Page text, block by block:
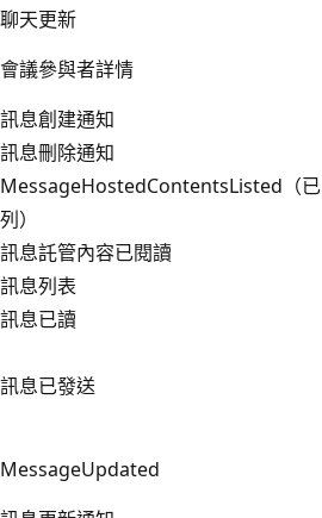
聊天更新
會議參與者詳情
訊息創建通知
訊息刪除通知
MessageHostedContentsListed（已
列）
訊息託管內容已閱讀
訊息列表
訊息已讀
訊息已發送
MessageUpdated